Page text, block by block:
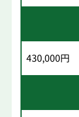
430,000円